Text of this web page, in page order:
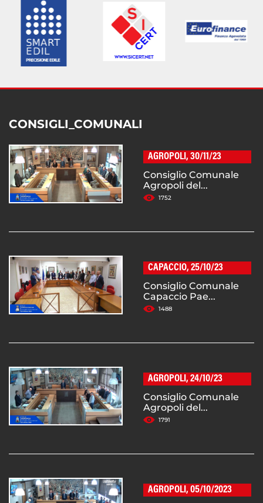
CONSIGLI_COMUNALI
AGROPOLI, 30/11/23
Consiglio Comunale
Agropoli del...
1752
CAPACCIO, 25/10/23
Consiglio Comunale
Capaccio Pae...
1488
AGROPOLI, 24/10/23
Consiglio Comunale
Agropoli del...
1791
AGROPOLI, 05/10/2023